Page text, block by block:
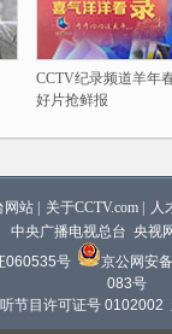
CCTV纪录频道羊年
好片抢鲜报
网站 关于CCTV.com
人
中央广播电视总台 央视
060535号
京公网安
083号
节目许可证号